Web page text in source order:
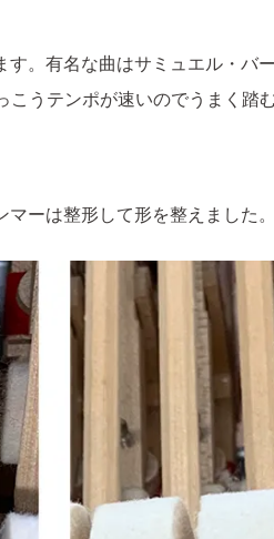
。有名な曲はサミュエル・バ
うテンポが速いのでうまく踏
ーは整形して形を整えました。